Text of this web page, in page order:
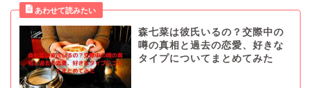
森七菜は彼氏いるの？交際中の
噂の真相と過去の恋愛、好きな
タイプについてまとめてみた